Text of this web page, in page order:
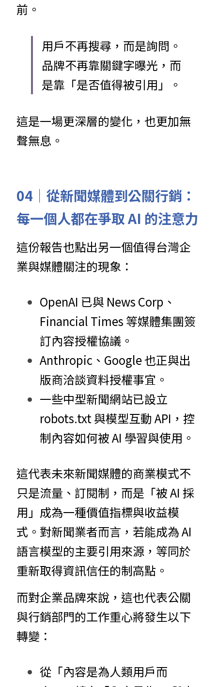
前。
用戶不再搜尋，而是詢問。
品牌不再靠關鍵字曝光，而
是靠「是否值得被引用」。
這是一場更深層的變化，也更加無
聲無息。
04｜ 從新聞媒體到公關行銷：
每一個人都在爭取 AI 的注意力
這份報告也點出另一個值得台灣企
業與媒體關注的現象：
OpenAI 已與 News Corp、
Financial Times 等媒體集團簽
訂內容授權協議。
Anthropic、Google 也正與出
版商洽談資料授權事宜。
一些中型新聞網站已設立
robots.txt 與模型互動 API，控
制內容如何被 AI 學習與使用。
這代表未來新聞媒體的商業模式不
只是流量、訂閱制，而是「被 AI 採
用」成為一種價值指標與收益模
式。對新聞業者而言，若能成為 AI
語言模型的主要引用來源，等同於
重新取得資訊信任的制高點。
而對企業品牌來說，這也代表公關
與行銷部門的工作重心將發生以下
轉變：
從「內容是為人類用戶而